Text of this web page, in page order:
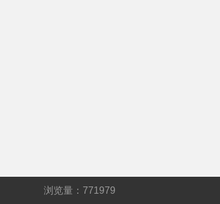
浏览量： 771979